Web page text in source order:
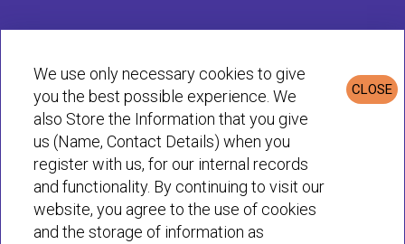
Πολιτική Απορρήτου & Cookies
© Habit 2001-2025 All rights reserved
CLOSE
We use only necessary cookies to give
you the best possible experience. We
also Store the Information that you give
us (Name, Contact Details) when you
register with us, for our internal records
and functionality. By continuing to visit our
website, you agree to the use of cookies
and the storage of information as